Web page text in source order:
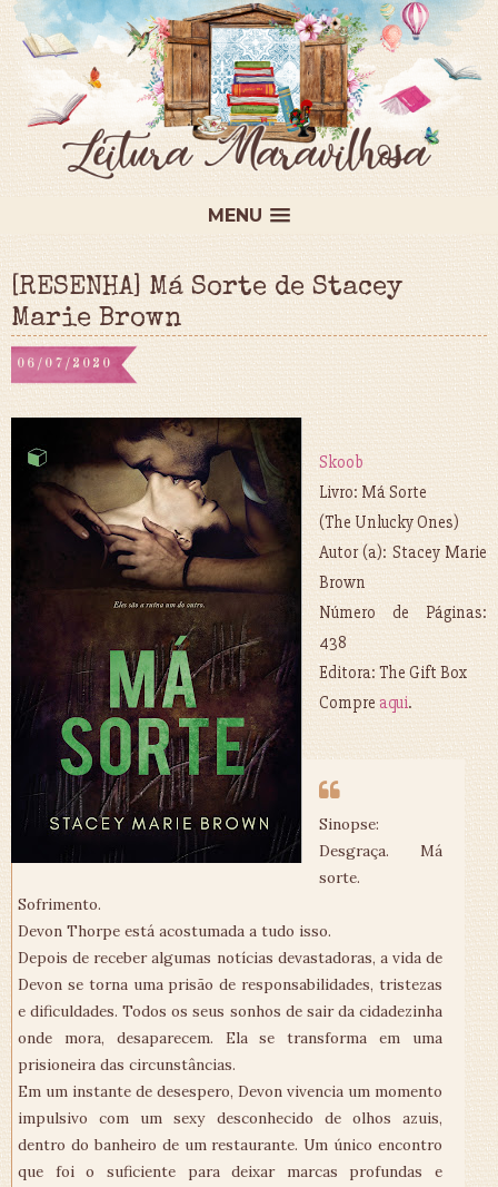
MENU
[RESENHA] Má Sorte de Stacey
Marie Brown
06/07/2020
Skoob
Livro: Má Sorte
(The Unlucky Ones)
Autor (a): Stacey Marie
Brown
Número de Páginas:
438
Editora: The Gift Box
Compreaqui.
Sinopse:
Desgraça. Má
sorte.
Sofrimento.
Devon Thorpe está acostumada a tudo isso.
Depois de receber algumas notícias devastadoras, a vida de
Devon se torna uma prisão de responsabilidades, tristezas
e dificuldades. Todos os seus sonhos de sair da cidadezinha
onde mora, desaparecem. Ela se transforma em uma
prisioneira das circunstâncias.
Em um instante de desespero, Devon vivencia um momento
impulsivo com um sexy desconhecido de olhos azuis,
dentro do banheiro de um restaurante. Um único encontro
que foi o suficiente para deixar marcas profundas e